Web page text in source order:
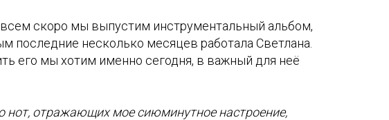
скоро мы выпустим инструментальный альбом,
последние несколько месяцев работала Светлана.
его мы хотим именно сегодня, в важный для неё
нот, отражающих мое сиюминутное настроение,